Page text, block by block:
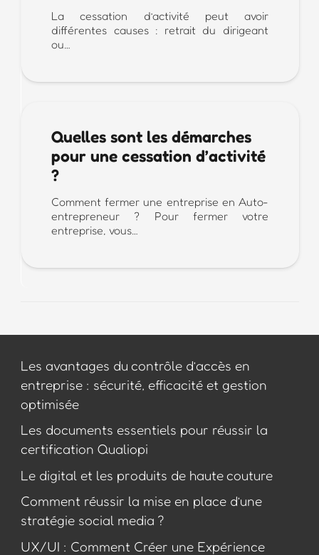
La cessation d’activité peut avoir
différentes causes : retrait du dirigeant
ou…
Quelles sont les démarches
pour une cessation d’activité
?
Comment fermer une entreprise en Auto-
entrepreneur ? Pour fermer votre
entreprise, vous…
Les avantages du contrôle d’accès en
entreprise : sécurité, efficacité et gestion
optimisée
Les documents essentiels pour réussir la
certification Qualiopi
Le digital et les produits de haute couture
Comment réussir la mise en place d’une
stratégie social media ?
UX/UI : Comment Créer une Expérience